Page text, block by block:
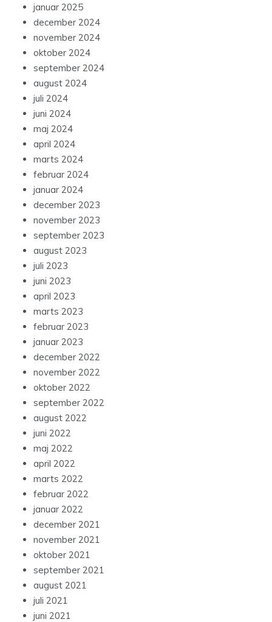
januar 2025
december 2024
november 2024
oktober 2024
september 2024
august 2024
juli 2024
juni 2024
maj 2024
april 2024
marts 2024
februar 2024
januar 2024
december 2023
november 2023
september 2023
august 2023
juli 2023
juni 2023
april 2023
marts 2023
februar 2023
januar 2023
december 2022
november 2022
oktober 2022
september 2022
august 2022
juni 2022
maj 2022
april 2022
marts 2022
februar 2022
januar 2022
december 2021
november 2021
oktober 2021
september 2021
august 2021
juli 2021
juni 2021